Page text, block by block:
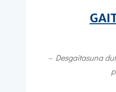
– Desgaitasuna